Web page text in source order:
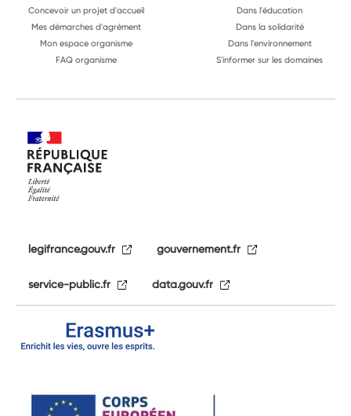
Concevoir un projet d'accueil
Mes démarches d'agrément
Mon espace organisme
FAQ organisme
Dans l'éducation
Dans la solidarité
Dans l'environnement
S'informer sur les domaines
legifrance.gouv.fr gouvernement.fr
service-public.fr data.gouv.fr